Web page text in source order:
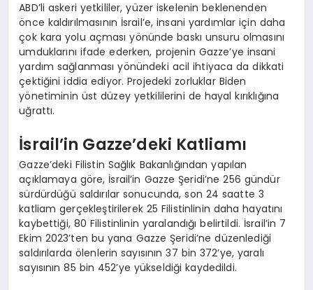
ABD’li askeri yetkililer, yüzer iskelenin beklenenden
önce kaldırılmasının İsrail’e, insani yardımlar için daha
çok kara yolu açması yönünde baskı unsuru olmasını
umduklarını ifade ederken, projenin Gazze’ye insani
yardım sağlanması yönündeki acil ihtiyaca da dikkati
çektiğini iddia ediyor. Projedeki zorluklar Biden
yönetiminin üst düzey yetkililerini de hayal kırıklığına
uğrattı.
İsrail’in Gazze’deki Katliamı
Gazze’deki Filistin Sağlık Bakanlığından yapılan
açıklamaya göre, İsrail’in Gazze Şeridi’ne 256 gündür
sürdürdüğü saldırılar sonucunda, son 24 saatte 3
katliam gerçekleştirilerek 25 Filistinlinin daha hayatını
kaybettiği, 80 Filistinlinin yaralandığı belirtildi. İsrail’in 7
Ekim 2023’ten bu yana Gazze Şeridi’ne düzenlediği
saldırılarda ölenlerin sayısının 37 bin 372’ye, yaralı
sayısının 85 bin 452’ye yükseldiği kaydedildi.